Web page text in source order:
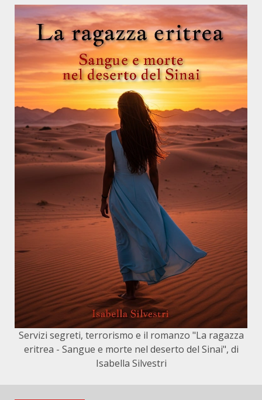
Servizi segreti, terrorismo e il romanzo "La ragazza
eritrea - Sangue e morte nel deserto del Sinai", di
Isabella Silvestri